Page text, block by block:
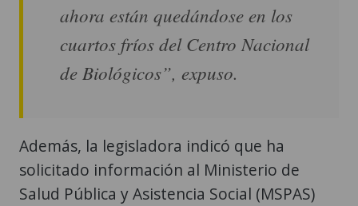
ahora están quedándose en los
cuartos fríos del Centro Nacional
de Biológicos”, expuso.
Además, la legisladora indicó que ha
solicitado información al Ministerio de
Salud Pública y Asistencia Social (MSPAS)